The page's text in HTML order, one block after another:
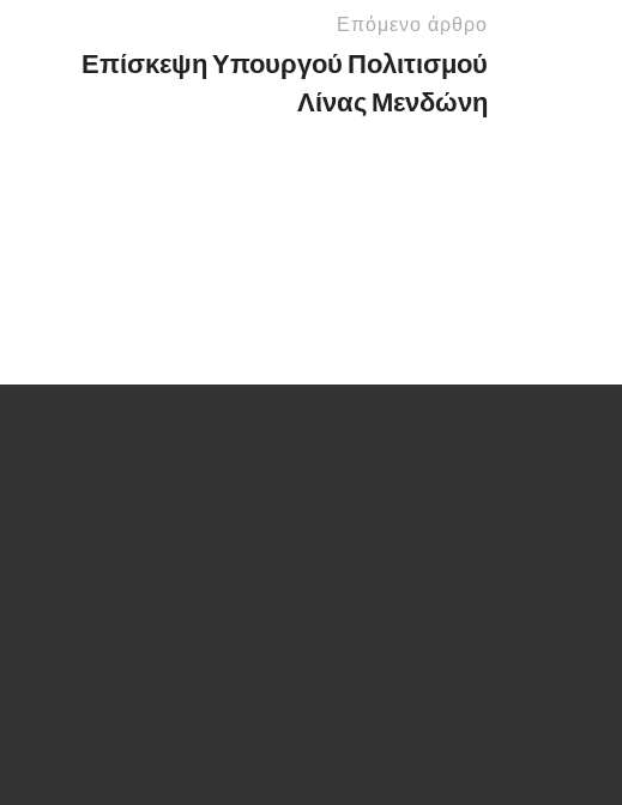
Επόμενο άρθρο
Επίσκεψη Υπουργού Πολιτισμού
Λίνας Μενδώνη